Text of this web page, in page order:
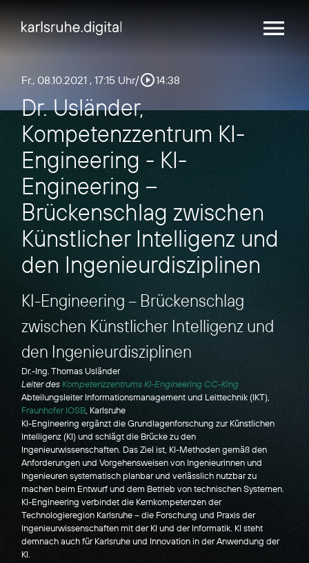
menu
Fr., 08.10.2021 , 17:15 Uhr/play_circle_outline14:38
Dr. Usländer,
Kompetenzzentrum KI-
Engineering - KI-
Engineering –
Brückenschlag zwischen
Künstlicher Intelligenz und
den Ingenieurdisziplinen
KI-Engineering – Brückenschlag
zwischen Künstlicher Intelligenz und
den Ingenieurdisziplinen
Dr.-Ing. Thomas Usländer
Leiter desKompetenzzentrums KI-Engineering CC-King
Abteilungsleiter Informationsmanagement und Leittechnik (IKT),
Fraunhofer IOSB, Karlsruhe
KI-Engineering ergänzt die Grundlagenforschung zur Künstlichen
Intelligenz (KI) und schlägt die Brücke zu den
Ingenieurwissenschaften. Das Ziel ist, KI-Methoden gemäß den
Anforderungen und Vorgehensweisen von Ingenieurinnen und
Ingenieuren systematisch planbar und verlässlich nutzbar zu
machen beim Entwurf und dem Betrieb von technischen Systemen.
KI-Engineering verbindet die Kernkompetenzen der
Technologieregion Karlsruhe – die Forschung und Praxis der
Ingenieurwissenschaften mit der KI und der Informatik. KI steht
demnach auch für Karlsruhe und Innovation in der Anwendung der
KI.